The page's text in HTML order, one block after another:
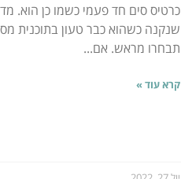
כרטיס סים חד פעמי כשמו כן הוא.
שנקנה כשהוא כבר טעון בתוכנית
תבחרו מראש. אם...
קרא עוד »